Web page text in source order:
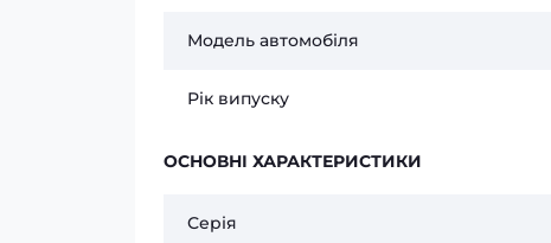
Модель автомобіля
Рік випуску
ОСНОВНІ ХАРАКТЕРИСТИКИ
Серія